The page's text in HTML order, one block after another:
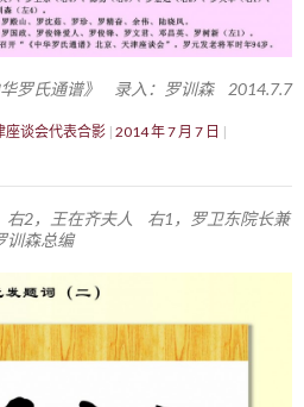
华罗氏通谱》 录入：罗训森 2014.7.7
座谈会代表合影 2014 年 7 月 7 日
2，王在齐夫人 右1，罗卫东院长兼
训森总编